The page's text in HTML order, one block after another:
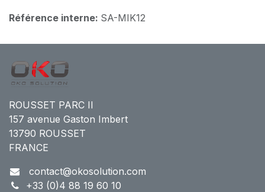
Référence interne: SA-MIK12
ROUSSET PARC II
157 avenue Gaston Imbert
13790 ROUSSET
FRANCE
contact@okosolution.com
+33 (0)4 88 19 60 10